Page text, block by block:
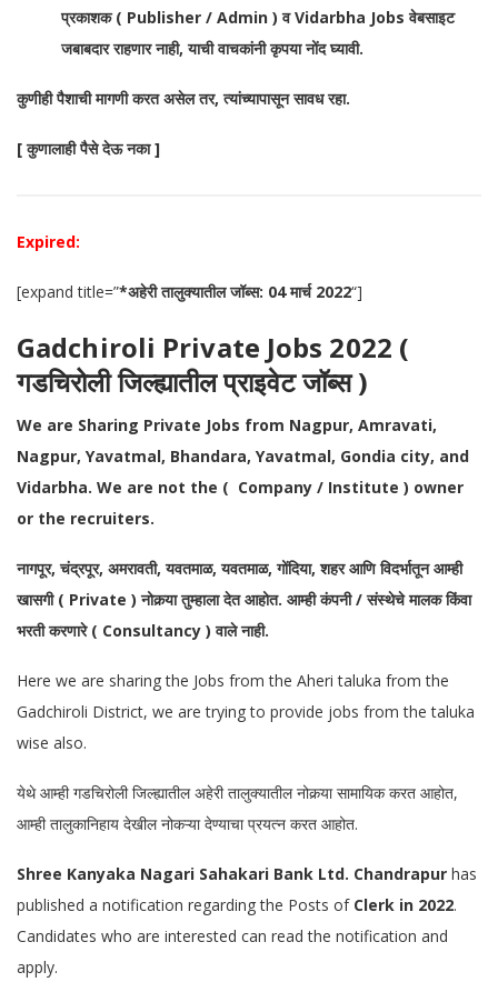
प्रकाशक ( Publisher / Admin ) व Vidarbha Jobs वेबसाइट
जबाबदार राहणार नाही, याची वाचकांनी कृपया नोंद घ्यावी.
कुणीही पैशाची मागणी करत असेल तर, त्यांच्यापासून सावध रहा.
[ कुणालाही पैसे देऊ नका ]
Expired:
[expand title=”*अहेरी तालुक्यातील जॉब्स: 04 मार्च 2022“]
Gadchiroli Private Jobs 2022 (
गडचिरोली जिल्ह्यातील प्राइवेट जॉब्स )
We are Sharing Private Jobs from Nagpur, Amravati,
Nagpur, Yavatmal, Bhandara, Yavatmal, Gondia city, and
Vidarbha. We are not the ( Company / Institute ) owner
or the recruiters.
नागपूर, चंद्रपूर, अमरावती, यवतमाळ, यवतमाळ, गोंदिया, शहर आणि विदर्भातून आम्ही
खासगी ( Private ) नोकर्‍या तुम्हाला देत आहोत. आम्ही कंपनी / संस्थेचे मालक किंवा
भरती करणारे ( Consultancy ) वाले नाही.
Here we are sharing the Jobs from the Aheri taluka from the
Gadchiroli District, we are trying to provide jobs from the taluka
wise also.
येथे आम्हीगडचिरोलीजिल्ह्यातील अहेरी तालुक्यातील नोकर्‍या सामायिक करत आहोत,
आम्ही तालुकानिहाय देखील नोकऱ्या देण्याचा प्रयत्न करत आहोत.
Shree Kanyaka Nagari Sahakari Bank Ltd. Chandrapur has
published a notification regarding the Posts of Clerk in 2022.
Candidates who are interested can read the notification and
apply.